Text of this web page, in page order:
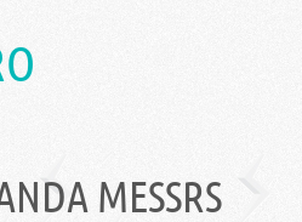
MESSRS